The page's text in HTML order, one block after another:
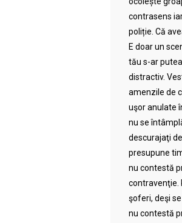
contrasens
poliție. Că
E doar un
tău s-ar
distractiv.
amenzile de
uşor anulate
nu se
descurajaţi
presupune
nu contestă
contravenţie.
şoferi, deşi
nu contestă